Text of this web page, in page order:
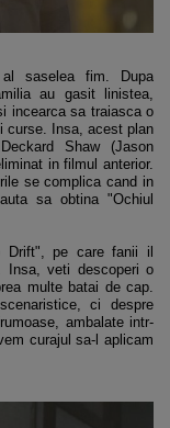
saselea fim. Dupa
au gasit linistea,
incearca sa traiasca o
curse. Insa, acest plan
Shaw (Jason
in filmul anterior.
se complica cand in
sa obtina "Ochiul
Drift", pe care fanii il
Insa, veti descoperi o
multe batai de cap.
ci despre
ambalate intr-
curajul sa-l aplicam